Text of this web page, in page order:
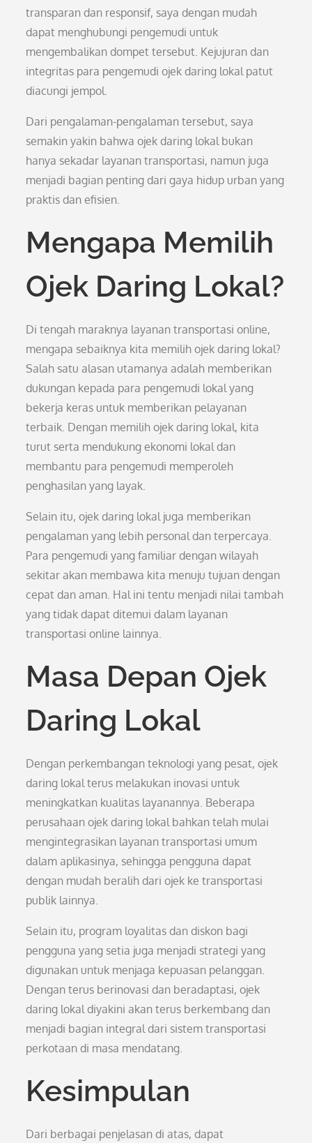
transparan dan responsif, saya dengan mudah
dapat menghubungi pengemudi untuk
mengembalikan dompet tersebut. Kejujuran dan
integritas para pengemudi ojek daring lokal patut
diacungi jempol.
Dari pengalaman-pengalaman tersebut, saya
semakin yakin bahwa ojek daring lokal bukan
hanya sekadar layanan transportasi, namun juga
menjadi bagian penting dari gaya hidup urban yang
praktis dan efisien.
Mengapa Memilih
Ojek Daring Lokal?
Di tengah maraknya layanan transportasi online,
mengapa sebaiknya kita memilih ojek daring lokal?
Salah satu alasan utamanya adalah memberikan
dukungan kepada para pengemudi lokal yang
bekerja keras untuk memberikan pelayanan
terbaik. Dengan memilih ojek daring lokal, kita
turut serta mendukung ekonomi lokal dan
membantu para pengemudi memperoleh
penghasilan yang layak.
Selain itu, ojek daring lokal juga memberikan
pengalaman yang lebih personal dan terpercaya.
Para pengemudi yang familiar dengan wilayah
sekitar akan membawa kita menuju tujuan dengan
cepat dan aman. Hal ini tentu menjadi nilai tambah
yang tidak dapat ditemui dalam layanan
transportasi online lainnya.
Masa Depan Ojek
Daring Lokal
Dengan perkembangan teknologi yang pesat, ojek
daring lokal terus melakukan inovasi untuk
meningkatkan kualitas layanannya. Beberapa
perusahaan ojek daring lokal bahkan telah mulai
mengintegrasikan layanan transportasi umum
dalam aplikasinya, sehingga pengguna dapat
dengan mudah beralih dari ojek ke transportasi
publik lainnya.
Selain itu, program loyalitas dan diskon bagi
pengguna yang setia juga menjadi strategi yang
digunakan untuk menjaga kepuasan pelanggan.
Dengan terus berinovasi dan beradaptasi, ojek
daring lokal diyakini akan terus berkembang dan
menjadi bagian integral dari sistem transportasi
perkotaan di masa mendatang.
Kesimpulan
Dari berbagai penjelasan di atas, dapat